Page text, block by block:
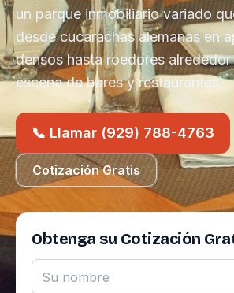
un parque inmobiliario variado
desde cucarachas alemanas en
densos hasta roedores
escena de bares y restaurantes.
📞 Llamar (929) 788-4763
Cotización Gratis
Obtenga su Cotización